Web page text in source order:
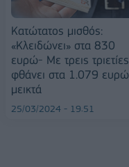
Κατώτατος μισθός:
«Κλειδώνει» στα 830
ευρώ- Με τρεις τριετίες
φθάνει στα 1.079 ευρώ
μεικτά
25/03/2024 - 19:51